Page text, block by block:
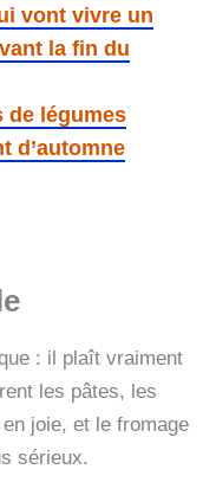
vont vivre un
la fin du
de légumes
d’automne
: il plaît vraiment
les pâtes, les
joie, et le fromage
sérieux.